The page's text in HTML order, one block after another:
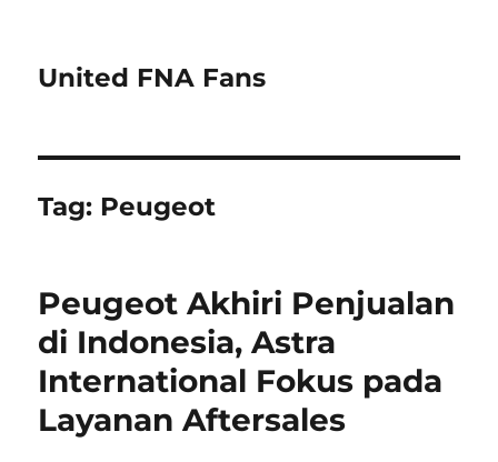
United FNA Fans
Tag: Peugeot
Peugeot Akhiri Penjualan
di Indonesia, Astra
International Fokus pada
Layanan Aftersales